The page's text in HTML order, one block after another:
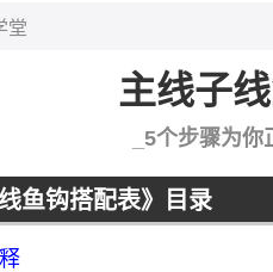
堂
主线子
_5个步骤为
鱼钩搭配表》目录